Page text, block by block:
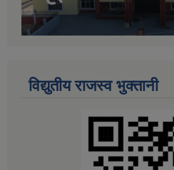
विद्युतीय राजस्व भुक्तानी